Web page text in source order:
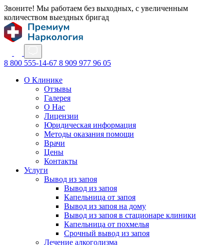
Звоните! Мы работаем без выходных, с увеличенным
количеством выездных бригад
8 800 555-14-67 8 909 977 96 05
О Клинике
Отзывы
Галерея
О Нас
Лицензии
Юридическая информация
Методы оказания помощи
Врачи
Цены
Контакты
Услуги
Вывод из запоя
Вывод из запоя
Капельница от запоя
Вывод из запоя на дому
Вывод из запоя в стационаре клиники
Капельница от похмелья
Срочный вывод из запоя
Лечение алкоголизма